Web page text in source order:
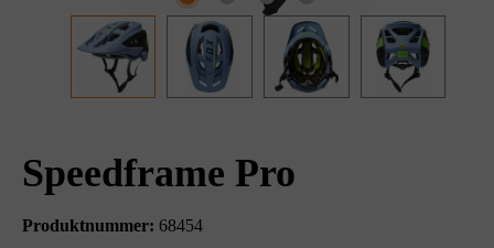
Speedframe Pro
Produktnummer: 68454